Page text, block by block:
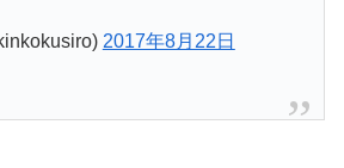
2017年8月22日